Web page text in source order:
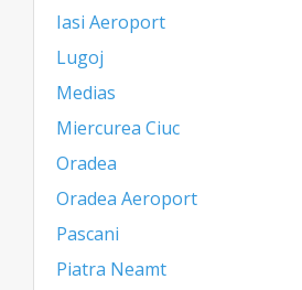
Iasi Aeroport
Lugoj
Medias
Miercurea Ciuc
Oradea
Oradea Aeroport
Pascani
Piatra Neamt